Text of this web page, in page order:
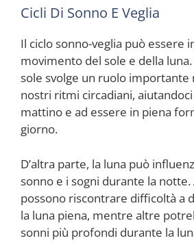
Cicli Di Sonno E Veglia
Il ciclo sonno-veglia può essere
movimento del sole e della
sole svolge un ruolo importante
nostri ritmi circadiani, aiutandoci
mattino e ad essere in piena
giorno.
D’altra parte, la luna può
sonno e i sogni durante la
possono riscontrare difficoltà a
la luna piena, mentre altre
sonni più profondi durante la